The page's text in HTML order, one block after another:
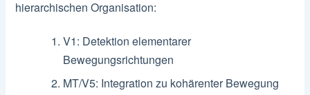
hierarchischen Organisation:
V1: Detektion elementarer
Bewegungsrichtungen
MT/V5: Integration zu kohärenter Bewegung